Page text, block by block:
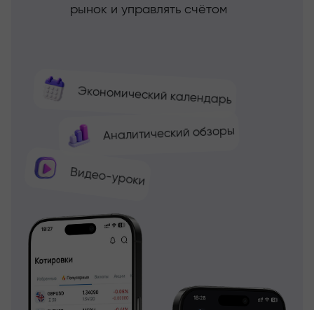
Экономический календарь
Аналитический обзоры
Видео-уроки
рынок и управлять счётом